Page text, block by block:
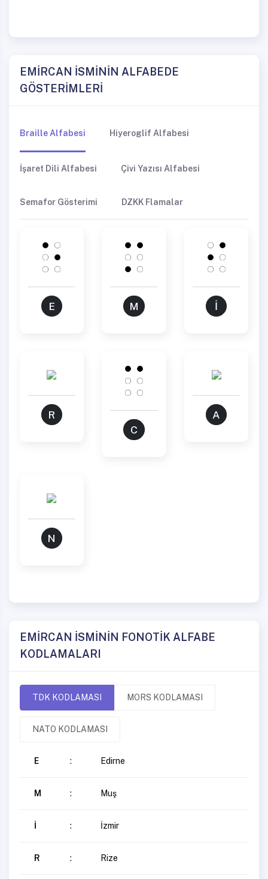
EMİRCAN İSMİNİN ALFABEDE
GÖSTERİMLERİ
Braille Alfabesi Hiyeroglif Alfabesi
İşaret Dili Alfabesi Çivi Yazısı Alfabesi
Semafor Gösterimi DZKK Flamalar
E M İ
R
C
A
N
EMİRCAN İSMİNİN FONOTİK ALFABE
KODLAMALARI
TDK KODLAMASI MORS KODLAMASI
NATO KODLAMASI
E : Edirne
M : Muş
İ : İzmir
R : Rize